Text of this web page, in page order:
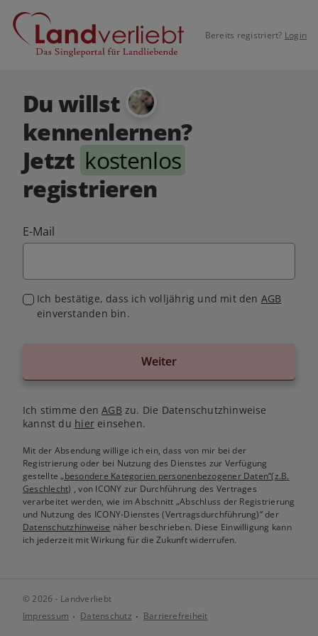
Bereits registriert? Login
Du willst
kennenlernen?
Jetzt kostenlos
registrieren
E-Mail
Ich bestätige, dass ich volljährig und mit den AGB
einverstanden bin.
Weiter
Ich stimme denAGB zu. Die Datenschutzhinweise
kannst du hiereinsehen.
Mit der Absendung willige ich ein, dass von mir bei der
Registrierung oder bei Nutzung des Dienstes zur Verfügung
gestellte„besondere Kategorien personenbezogener Daten“(z.B.
Geschlecht) , von ICONY zur Durchführung des Vertrages
verarbeitet werden, wie im Abschnitt „Abschluss der Registrierung
und Nutzung des ICONY-Dienstes (Vertragsdurchführung)“ der
Datenschutzhinweise näher beschrieben. Diese Einwilligung kann
ich jederzeit mit Wirkung für die Zukunft widerrufen.
© 2026 - Landverliebt
Impressum
Datenschutz Barrierefreiheit